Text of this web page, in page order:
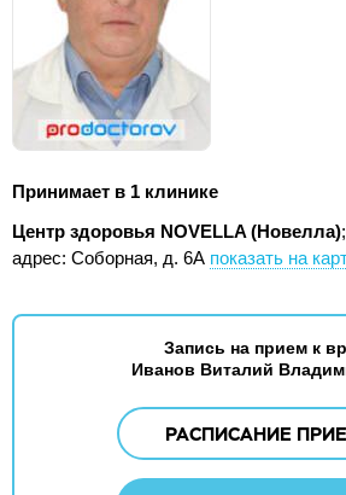
Принимает в 1 клинике
Центр здоровья NOVELLA (Новелла)
адрес: Соборная, д. 6А показать на
Запись на прием к
Иванов Виталий
РАСПИСАНИЕ